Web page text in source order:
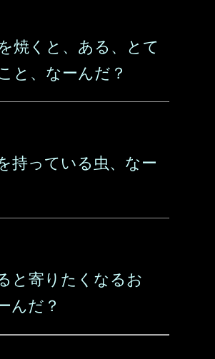
焼くと、ある、とて
と、なーんだ？
持っている虫、なー
と寄りたくなるお
んだ？